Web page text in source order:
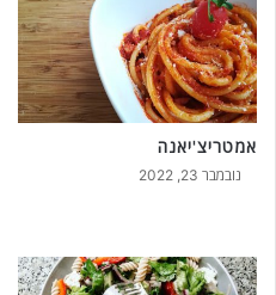
נ
ו
ר
!
אמטריצ'יאנה
נובמבר 23, 2022